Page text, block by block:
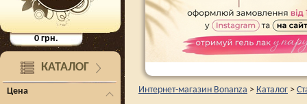
0грн.
КАТАЛОГ
Цена Интернет-магазин Bonanza > Каталог >